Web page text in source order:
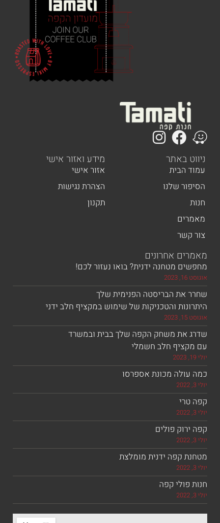
באתר
שלנו
מידע ואזור אישי
אזור אישי
הצהרת נגישות
אחרונים
מטחנה ידנית? בואו נעזור לכם!
הבריסטה הפנימית שלך
והטכניקות של שימוש במקציף חלב ידני
משחק הקפה שלך בבית ובמשרד
חלב חשמלי
מכונת אספרסו
פולים
קפה ידנית מומלצת
קפה